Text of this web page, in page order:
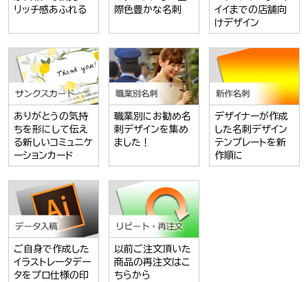
リッチ感あふれる
際色豊かな名刺
イイまでの店舗向
けデザイン
ありがとうの気持
ちを形にして伝え
る新しいコミュニケ
ーションカード
職業別にお勧め名
刺デザインを集め
ました！
デザイナーが作成
した名刺デザイン
テンプレートを新
作順に
ご自身で作成した
イラストレータデー
タをプロ仕様の印
以前ご注文頂いた
商品の再注文はこ
ちらから